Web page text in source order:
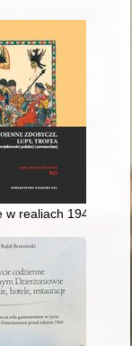
jej kultu na
w realiach 1945 roku